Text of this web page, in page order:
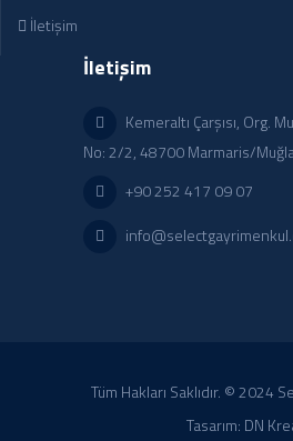
İletişim
İletişim
Kemeraltı Çarşısı, Org.
No: 2/2, 48700 Marmaris/
+90 252 417 09 07
Tüm Hakları Saklıdır. © 2024
Tasarım: DN